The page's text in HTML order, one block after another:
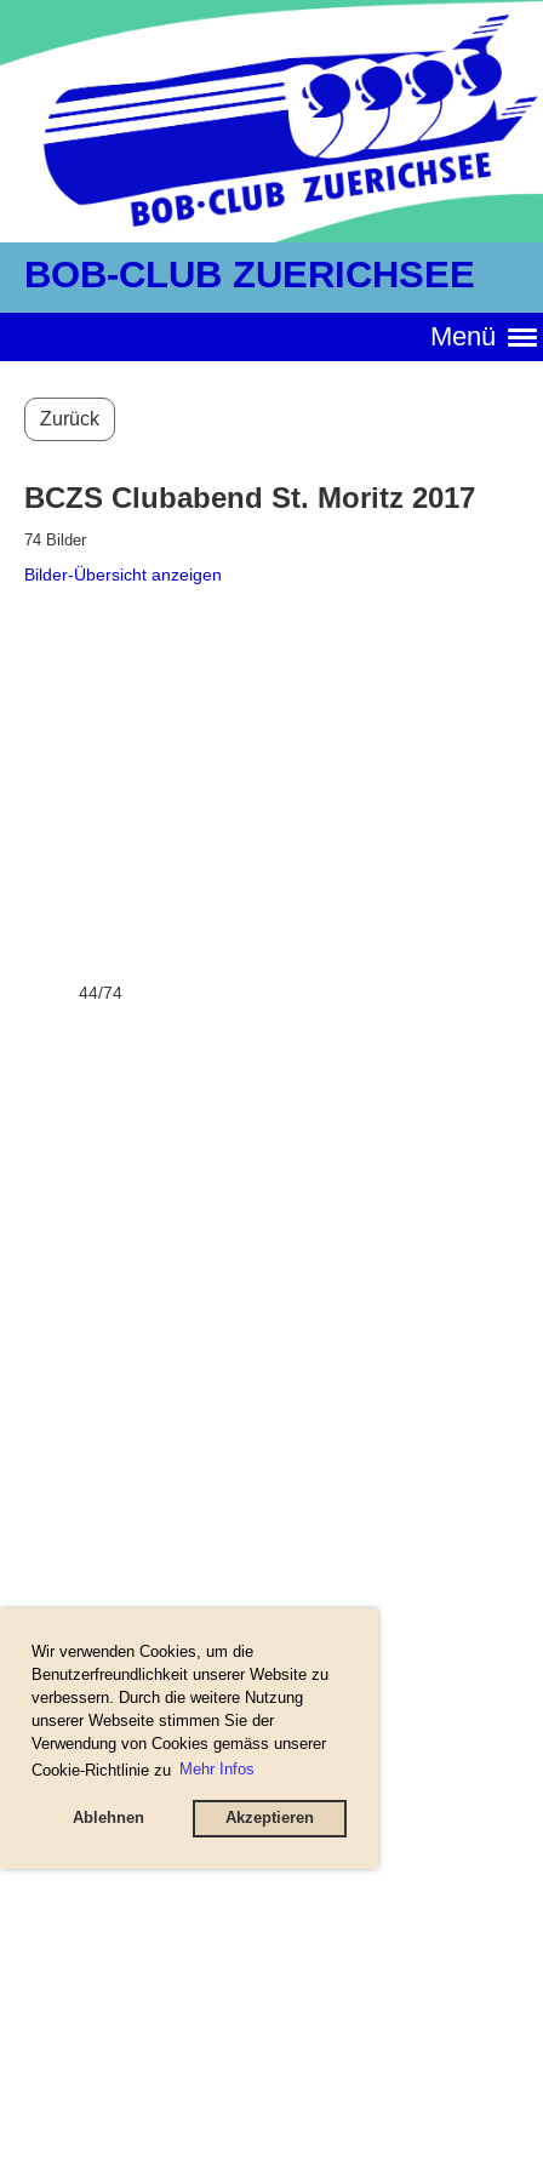
Wir verwenden Cookies, um die
Benutzerfreundlichkeit unserer Website zu
verbessern. Durch die weitere Nutzung
unserer Webseite stimmen Sie der
Verwendung von Cookies gemäss unserer
Cookie-Richtlinie zu Mehr Infos
Ablehnen Akzeptieren
BOB-CLUB ZUERICHSEE
Menü
Zurück
BCZS Clubabend St. Moritz 2017
74 Bilder
Bilder-Übersicht anzeigen